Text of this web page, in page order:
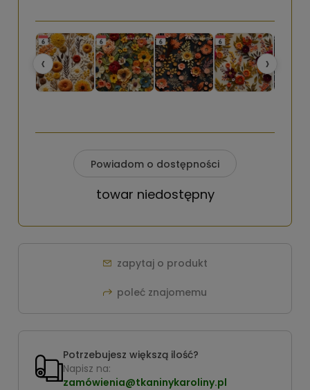
‹ ›
Powiadom o dostępności
towar niedostępny
zapytaj o produkt
poleć znajomemu
Potrzebujesz większą ilość?
Napisz na:
zamówienia@tkaninykaroliny.pl